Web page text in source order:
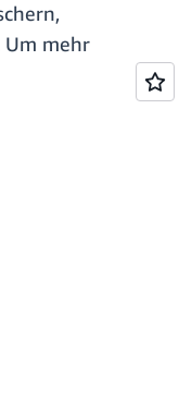
Um mehr